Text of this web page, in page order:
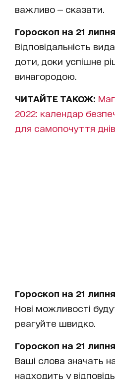
важливо — сказати.
Гороскоп на 21
Відповідальність
доти, доки успішне
винагородою.
ЧИТАЙТЕ ТАКОЖ:
2022: календар
для самопочуття днів
Гороскоп на 21
Нові можливості
реагуйте швидко.
Гороскоп на 21
Ваші слова значать
надходить у відповідь.